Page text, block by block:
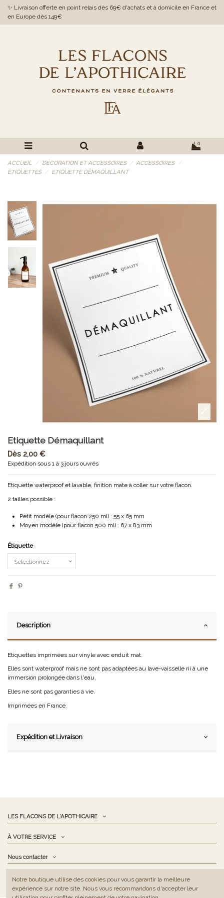
✨ Livraison offerte en point relais dès 69€ d'achats et à domicile en France et
en Europe dès 149€
0
ACCUEIL DÉCORATION ET ACCESSOIRES
ACCESSOIRES
ÉTIQUETTES
ETIQUETTE DÉMAQUILLANT
Etiquette Démaquillant
Dès 2,00 €
Expédition sous 1 à 3 jours ouvrés
Etiquette waterproof et lavable, finition mate à coller sur votre flacon.
2 tailles possible :
Petit modèle (pour flacon 250 ml) : 55 x 65 mm
Moyen modèle (pour flacon 500 ml) : 67 x 83 mm
Étiquette
Description
Etiquettes imprimées sur vinyle avec enduit mat.
Elles sont waterproof mais ne sont pas adaptées au lave-vaisselle ni à une
immersion prolongée dans l'eau.
Elles ne sont pas garanties à vie.
Imprimées en France.
Expédition et Livraison
LES FLACONS DE L'APOTHICAIRE
À VOTRE SERVICE
Nous contacter
Suivez-nous
Notre boutique utilise des cookies pour vous garantir la meilleure
expérience sur notre site. Nous vous recommandons d'accepter leur